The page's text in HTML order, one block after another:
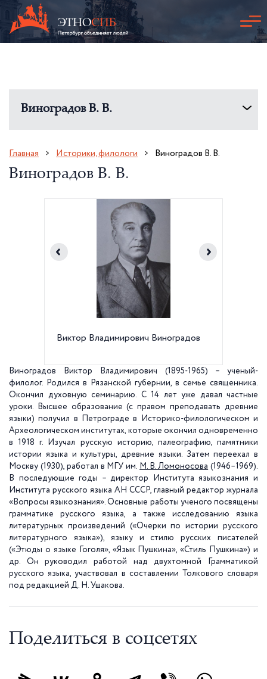
Виноградов В. В.
Главная Историки, филологи Виноградов В. В.
Виноградов В. В.
Виктор Владимирович Виноградов
Виноградов Виктор Владимирович
(1895-1965) – ученый-
филолог. Родился в Рязанской губернии, в семье священника.
Окончил духовную семинарию. С 14 лет уже давал частные
уроки. Высшее образование (с правом преподавать древние
языки) получил в Петрограде в Историко-филологическом и
Археологическом институтах, которые окончил одновременно
в 1918 г. Изучал русскую историю, палеографию, памятники
истории языка и культуры, древние языки. Затем переехал в
Москву (1930), работал в МГУ им. М. В. Ломоносова (1946–1969).
В последующие годы – директор Института языкознания и
Института русского языка АН СССР, главный редактор журнала
«Вопросы языкознания». Основные работы ученого посвящены
грамматике русского языка, а также исследованию языка
литературных произведений («Очерки по истории русского
литературного языка»), языку и стилю русских писателей
(«Этюды о языке Гоголя», «Язык Пушкина», «Стиль Пушкина») и
др. Он руководил работой над двухтомной Грамматикой
русского языка, участвовал в составлении Толкового словаря
под редакцией Д. Н. Ушакова.
Поделиться в соцсетях